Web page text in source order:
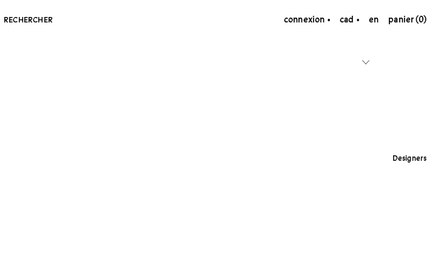
RECHERCHER connexion cad en panier (0)
Designers